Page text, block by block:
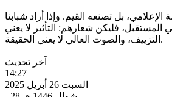
الإعلامي، بل تصنعه القيم. وإذا أراد شبابنا
المستقبل، فليكن شعارهم: التأثير لا يعني
التزييف، والصوت العالي لا يعني الحقيقة.
آخر تحديث
14:27
السبت 26 أبريل 2025